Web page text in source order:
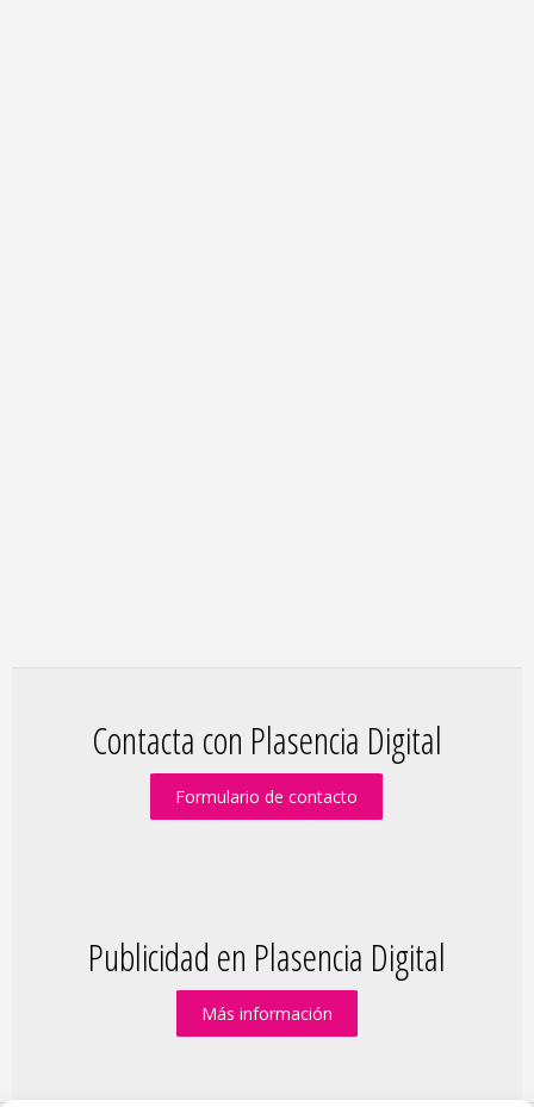
Contacta con Plasencia Digital
Formulario de contacto
Publicidad en Plasencia Digital
Más información